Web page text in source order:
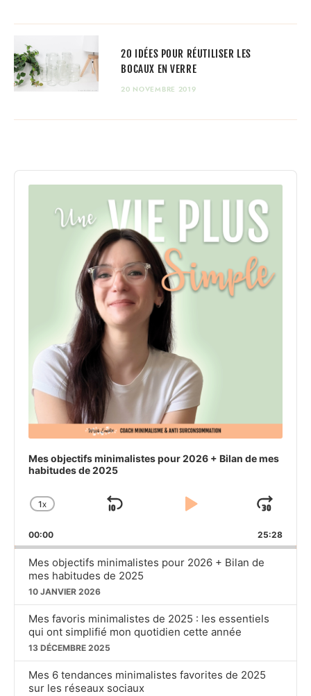
20 IDÉES POUR RÉUTILISER LES
BOCAUX EN VERRE
20 NOVEMBRE 2019
Audio
Player
Mes objectifs minimalistes pour 2026 + Bilan de mes
habitudes de 2025
CHANGE
RATE
1X
SKIP
PLAY
PAUSE
00:00 25:28
Mes objectifs minimalistes pour 2026 + Bilan de
mes habitudes de 2025
10 JANVIER 2026
Mes favoris minimalistes de 2025 : les essentiels
qui ont simplifié mon quotidien cette année
13 DÉCEMBRE 2025
Mes 6 tendances minimalistes favorites de 2025
sur les réseaux sociaux